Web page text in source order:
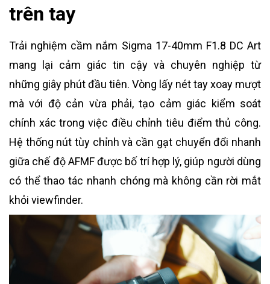
trên tay
Trải nghiệm cầm nắm Sigma 17-40mm F1.8 DC Art
mang lại cảm giác tin cậy và chuyên nghiệp từ
những giây phút đầu tiên. Vòng lấy nét tay xoay mượt
mà với độ cản vừa phải, tạo cảm giác kiểm soát
chính xác trong việc điều chỉnh tiêu điểm thủ công.
Hệ thống nút tùy chỉnh và cần gạt chuyển đổi nhanh
giữa chế độ AFMF được bố trí hợp lý, giúp người dùng
có thể thao tác nhanh chóng mà không cần rời mắt
khỏi viewfinder.